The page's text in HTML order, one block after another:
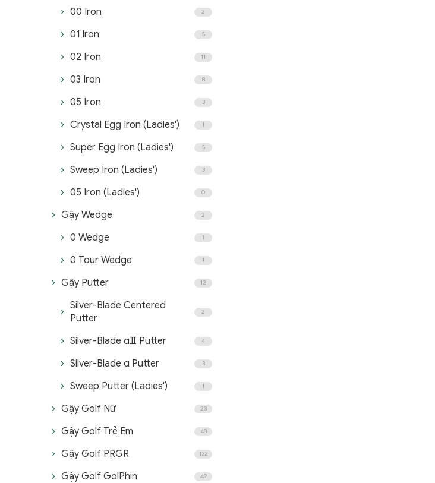
00 Iron 2
01 Iron 5
02 Iron 11
03 Iron 8
05 Iron 3
Crystal Egg Iron (Ladies') 1
Super Egg Iron (Ladies') 5
Sweep Iron (Ladies') 3
05 Iron (Ladies') 0
Gậy Wedge 2
0 Wedge 1
0 Tour Wedge 1
Gậy Putter 12
Silver-Blade Centered
Putter
2
Silver-Blade αⅡ Putter 4
Silver-Blade α Putter 3
Sweep Putter (Ladies') 1
Gậy Golf Nữ 23
Gậy Golf Trẻ Em 48
Gậy Golf PRGR 132
Gậy Golf GolPhin 49